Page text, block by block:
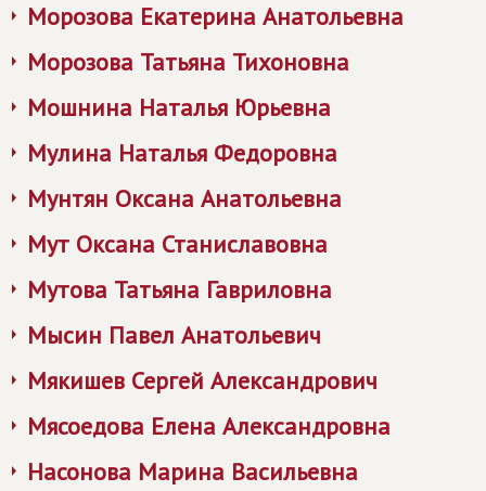
Морозова Екатерина Анатольевна
Морозова Татьяна Тихоновна
Мошнина Наталья Юрьевна
Мулина Наталья Федоровна
Мунтян Оксана Анатольевна
Мут Оксана Станиславовна
Мутова Татьяна Гавриловна
Мысин Павел Анатольевич
Мякишев Сергей Александрович
Мясоедова Елена Александровна
Насонова Марина Васильевна